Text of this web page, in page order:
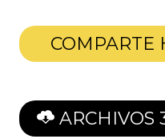
COMPARTE
ARCHIVOS